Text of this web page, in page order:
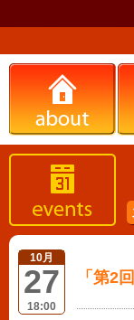
10月
27
18:00
「第2